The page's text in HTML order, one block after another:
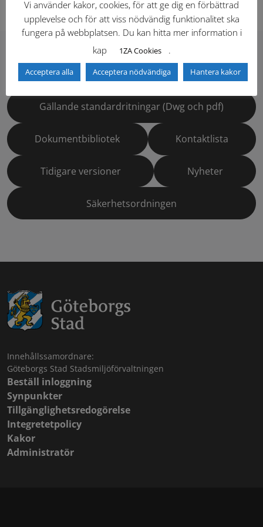
Hitta direkt
Gällande standardritningar (Dwg och pdf)
Dokumentbibliotek Kontaktlista
Tidigare versioner Nyheter
Säkerhetsordningen
Innehållssamordnare:
Göteborgs Stad Stadsmiljöförvaltningen
Beställ inloggning
Synpunkter
Tillgänglighetsredogörelse
Integretetpolicy
Kakor
Administratör
Vi använder kakor, cookies, för att ge dig en förbättrad
upplevelse och för att viss nödvändig funktionalitet ska
fungera på webbplatsen. Du kan hitta mer information i
kap
1ZA Cookies .
Acceptera alla Acceptera nödvändiga Hantera kakor